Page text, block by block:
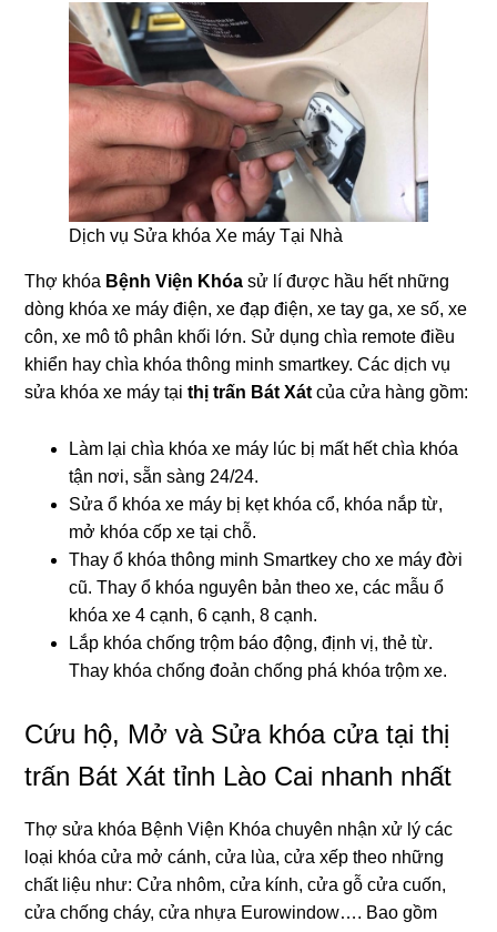
Dịch vụ Sửa khóa Xe máy Tại Nhà
Thợ khóa Bệnh Viện Khóa sử lí được hầu hết những
dòng khóa xe máy điện, xe đạp điện, xe tay ga, xe số, xe
côn, xe mô tô phân khối lớn. Sử dụng chìa remote điều
khiển hay chìa khóa thông minh smartkey. Các dịch vụ
sửa khóa xe máy tạithị trấn Bát Xátcủa cửa hàng gồm:
Làm lại chìa khóa xe máy lúc bị mất hết chìa khóa
tận nơi, sẵn sàng 24/24.
Sửa ổ khóa xe máy bị kẹt khóa cổ, khóa nắp từ,
mở khóa cốp xe tại chỗ.
Thay ổ khóa thông minh Smartkey cho xe máy đời
cũ. Thay ổ khóa nguyên bản theo xe, các mẫu ổ
khóa xe 4 cạnh, 6 cạnh, 8 cạnh.
Lắp khóa chống trộm báo động, định vị, thẻ từ.
Thay khóa chống đoản chống phá khóa trộm xe.
Cứu hộ, Mở và Sửa khóa cửa tại thị
trấn Bát Xát tỉnh Lào Cai nhanh nhất
Thợ sửa khóa Bệnh Viện Khóa chuyên nhận xử lý các
loại khóa cửa mở cánh, cửa lùa, cửa xếp theo những
chất liệu như: Cửa nhôm, cửa kính, cửa gỗ cửa cuốn,
cửa chống cháy, cửa nhựa Eurowindow…. Bao gồm